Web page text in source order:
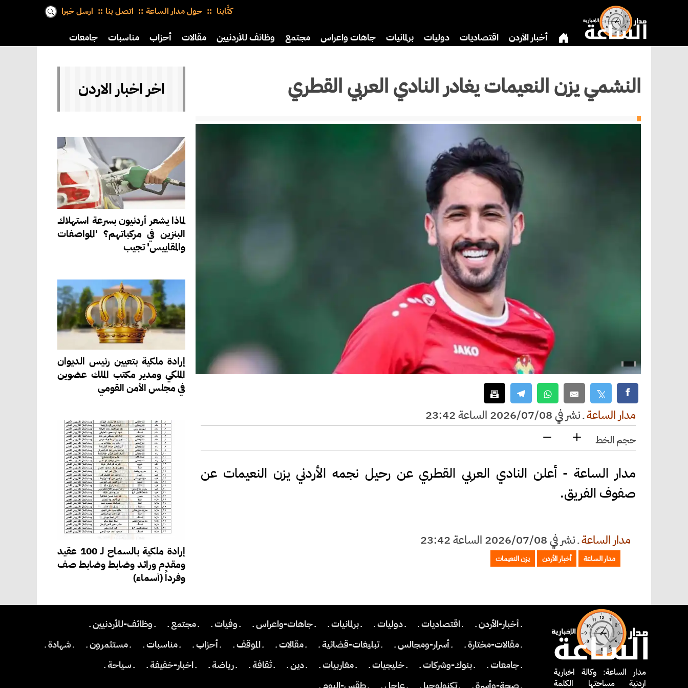
كتَّابنا حول مدار الساعة اتصل بنا ارسل خبرا
أخبار الأردن اقتصاديات دوليات برلمانيات جاهات واعراس مجتمع وظائف للأردنيين مقالات أحزاب مناسبات جامعات
النشمي يزن النعيمات يغادر النادي العربي القطري
مدار الساعةـنشر في 2026/07/08 الساعة 23:42
حجم الخط
مدار الساعة - أعلن النادي العربي القطري عن رحيل نجمه الأردني يزن النعيمات عن
صفوف الفريق.
مدار الساعةـنشر في 2026/07/08 الساعة 23:42
مدار الساعة أخبار الأردن يزن النعيمات
اخر اخبار الاردن
لماذا يشعر أردنيون بسرعة استهلاك
البنزين في مركباتهم؟ 'المواصفات
والمقاييس' تجيب
إرادة ملكية بتعيين رئيس الديوان
الملكي ومدير مكتب الملك عضوين
في مجلس الأمن القومي
إرادة ملكية بالسماح لـ 100 عقيد
ومقدم ورائد وضابط وضابط صف
وفرداً (أسماء)
مدار الساعة: وكالة اخبارية
اردنية مساحتها الكلمة
ـ أخبار-الأردن ـ ـ اقتصاديات ـ ـ دوليات ـ ـ برلمانيات ـ ـ جاهات-واعراس ـ ـ وفيات ـ ـ مجتمع ـ
ـ وظائف-للأردنيين ـ
ـ مقالات-مختارة ـ
ـ أسرار-ومجالس ـ ـ تبليغات-قضائية ـ ـ مقالات ـ ـ الموقف ـ ـ أحزاب ـ ـ مناسبات ـ ـ مستثمرون ـ
ـ شهادة ـ
ـ جامعات ـ
ـ بنوك-وشركات ـ ـ خليجيات ـ ـ مغاربيات ـ ـ دين ـ ـ ثقافة ـ ـ رياضة ـ ـ اخبار-خفيفة ـ
ـ سياحة ـ